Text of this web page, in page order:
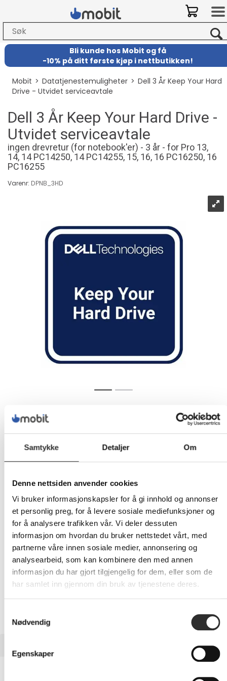
Samtykke Detaljer Om
Denne nettsiden anvender cookies
Vi bruker informasjonskapsler for å gi innhold og annonser
et personlig preg, for å levere sosiale mediefunksjoner og
for å analysere trafikken vår. Vi deler dessuten
informasjon om hvordan du bruker nettstedet vårt, med
partnerne våre innen sosiale medier, annonsering og
analysearbeid, som kan kombinere den med annen
informasjon du har gjort tilgjengelig for dem, eller som de
har samlet inn gjennom din bruk av tjenestene deres.
Nødvendig
Egenskaper
Bli kunde hos Mobit og få
-10% på ditt første kjøp i nettbutikken!
Mobit>Datatjenestemuligheter>Dell 3 År Keep Your Hard
Drive - Utvidet serviceavtale
Dell 3 År Keep Your Hard Drive -
Utvidet serviceavtale
ingen drevretur (for notebook'er) - 3 år - for Pro 13,
14, 14 PC14250, 14 PC14255, 15, 16, 16 PC16250, 16
PC16255
Varenr: DPNB_3HD
183,-
- +
LEGG I HANDLEVOGN
Nettlager:100+